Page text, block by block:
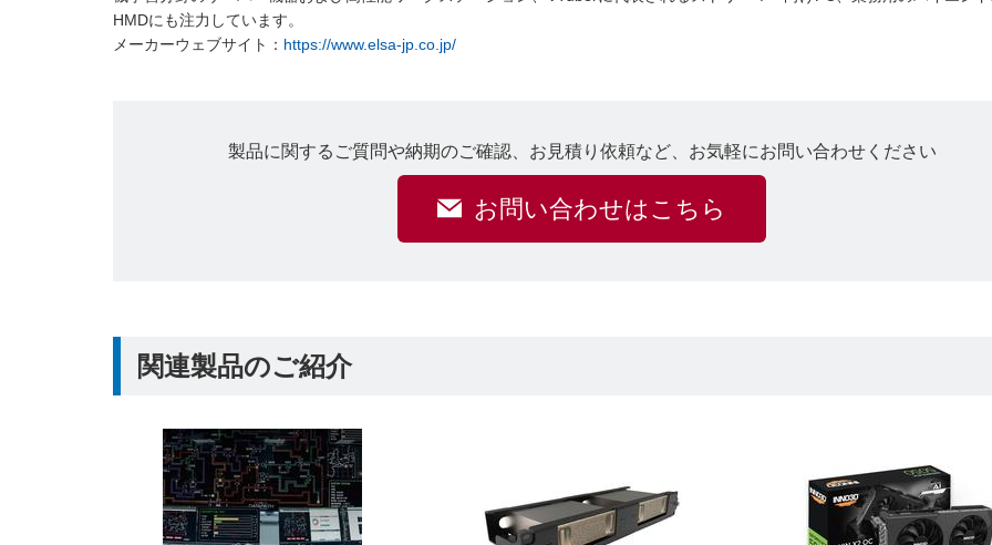
HMDにも注力しています。
メーカーウェブサイト： https://www.elsa-jp.co.jp/
製品に関するご質問や納期のご確認、お見積り依頼など、お気軽にお問い合わせください
お問い合わせはこちら
関連製品のご紹介